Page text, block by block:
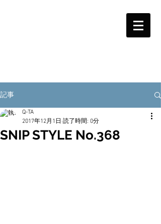
記事
SNIP STYLE No.368
Q-TA
2017年12月1日 読了時間: 0分